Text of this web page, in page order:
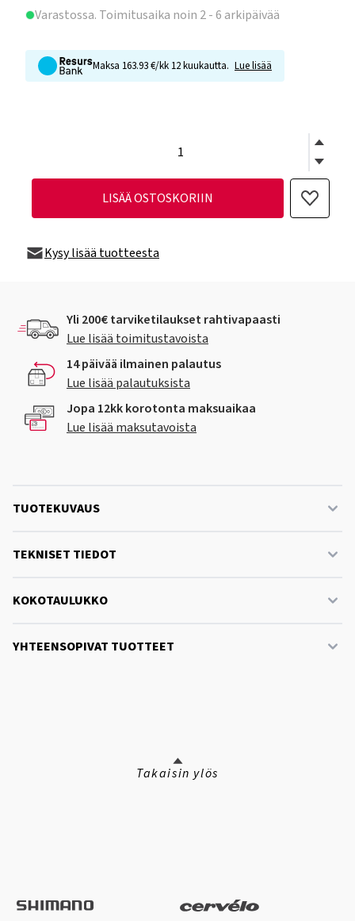
Varastossa. Toimitusaika noin 2 - 6 arkipäivää
Maksa 163.93 €/kk 12 kuukautta. Lue lisää
LISÄÄ OSTOSKORIIN
Kysy lisää tuotteesta
Yli 200€ tarviketilaukset rahtivapaasti
Lue lisää toimitustavoista
14 päivää ilmainen palautus
Lue lisää palautuksista
Jopa 12kk korotonta maksuaikaa
Lue lisää maksutavoista
TUOTEKUVAUS
TEKNISET TIEDOT
KOKOTAULUKKO
YHTEENSOPIVAT TUOTTEET
Takaisin ylös